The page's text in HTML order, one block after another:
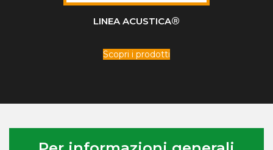
LINEA ACUSTICA®
Scopri i prodotti